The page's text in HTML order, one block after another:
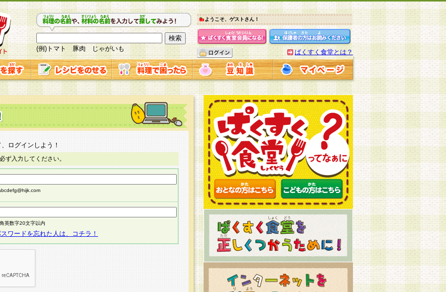
(例)トマト 豚肉 じゃがいも
ようこそ、ゲストさん！
ぱくすく食堂とは？
ログインしよう！
ず入力してください。
英数字20文字以内
ワードを忘れた人は、コチラ！